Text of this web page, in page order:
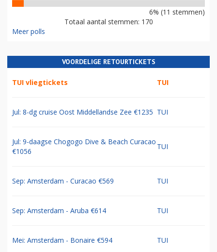
6% (11 stemmen)
Totaal aantal stemmen: 170
Meer polls
VOORDELIGE RETOURTICKETS
TUI vliegtickets TUI
Jul: 8-dg cruise Oost Middellandse Zee €1235 TUI
Jul: 9-daagse Chogogo Dive & Beach Curacao
€1056
TUI
Sep: Amsterdam - Curacao €569 TUI
Sep: Amsterdam - Aruba €614 TUI
Mei: Amsterdam - Bonaire €594 TUI